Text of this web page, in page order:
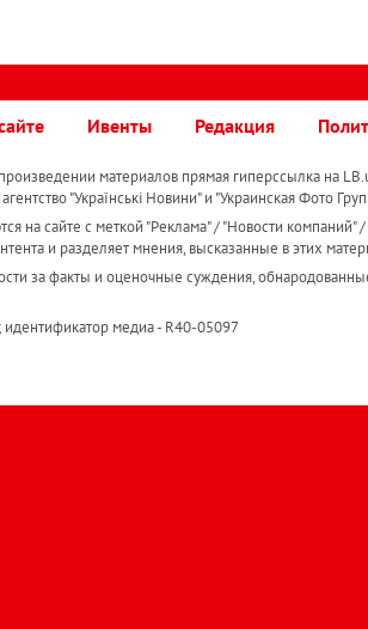
Ивенты Редакция
материалов прямая гиперссылка на
"Українськi Новини" и "Украинская Фото
на сайте с меткой "Реклама" / "Новости
и разделяет мнения, высказанные в этих
за факты и оценочные суждения,
медиа - R40-05097